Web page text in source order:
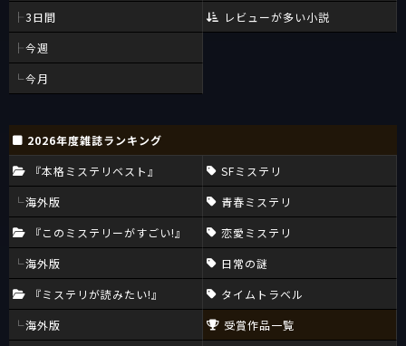
3日間
今週
今月
レビューが多い小説
2026年度雑誌ランキング
『本格ミステリベスト』
海外版
『このミステリーがすごい!』
海外版
『ミステリが読みたい!』
海外版
SFミステリ
青春ミステリ
恋愛ミステリ
日常の謎
タイムトラベル
受賞作品一覧